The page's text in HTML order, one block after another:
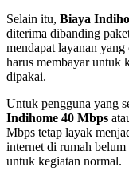
Selain itu, Biaya
diterima dibanding
mendapat layanan
harus membayar untuk
dipakai.
Untuk pengguna yang
Indihome 40 Mbps
Mbps tetap layak
internet di rumah
untuk kegiatan normal.